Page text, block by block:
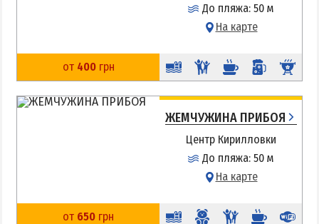
До пляжа: 50 м
На карте
от 400грн
ЖЕМЧУЖИНА ПРИБОЯ
Центр Кирилловки
До пляжа: 50 м
На карте
от 650 грн